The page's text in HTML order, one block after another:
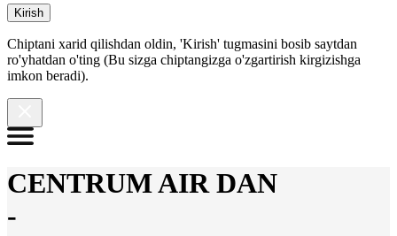
Kirish
Chiptani xarid qilishdan oldin, 'Kirish' tugmasini bosib saytdan
ro'yhatdan o'ting (Bu sizga chiptangizga o'zgartirish kirgizishga
imkon beradi).
CENTRUM AIR DAN
-